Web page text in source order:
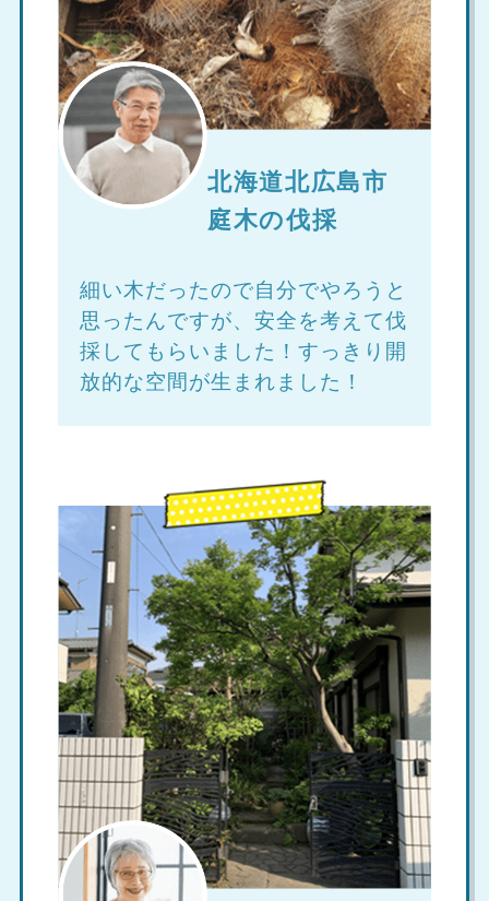
北海道北広島市
庭木の伐採
細い木だったので自分でやろうと
思ったんですが、安全を考えて伐
採してもらいました！すっきり開
放的な空間が生まれました！